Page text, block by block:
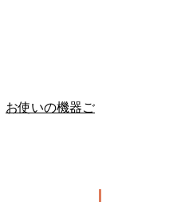
お使いの機器ご
#発達